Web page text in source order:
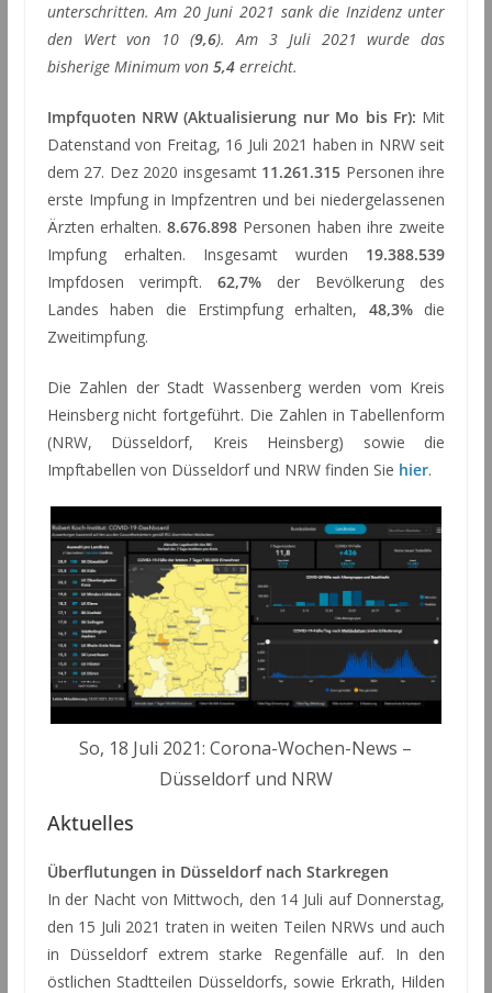
unterschritten. Am 20 Juni 2021 sank die Inzidenz unter
den Wert von 10 (9,6). Am 3 Juli 2021 wurde das
bisherige Minimum von 5,4erreicht.
Impfquoten NRW (Aktualisierung nur Mo bis Fr): Mit
Datenstand von Freitag, 16 Juli 2021 haben in NRW seit
dem 27. Dez 2020 insgesamt 11.261.315 Personen ihre
erste Impfung in Impfzentren und bei niedergelassenen
Ärzten erhalten.8.676.898 Personen haben ihre zweite
Impfung erhalten. Insgesamt wurden 19.388.539
Impfdosen verimpft. 62,7%der Bevölkerung des
Landes haben die Erstimpfung erhalten, 48,3%die
Zweitimpfung.
Die Zahlen der Stadt Wassenberg werden vom Kreis
Heinsberg nicht fortgeführt. Die Zahlen in Tabellenform
(NRW, Düsseldorf, Kreis Heinsberg) sowie die
Impftabellen von Düsseldorf und NRW finden Sie hier.
So, 18 Juli 2021: Corona-Wochen-News –
Düsseldorf und NRW
Aktuelles
Überflutungen in Düsseldorf nach Starkregen
In der Nacht von Mittwoch, den 14 Juli auf Donnerstag,
den 15 Juli 2021 traten in weiten Teilen NRWs und auch
in Düsseldorf extrem starke Regenfälle auf. In den
östlichen Stadtteilen Düsseldorfs, sowie Erkrath, Hilden